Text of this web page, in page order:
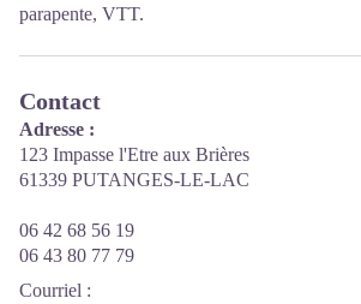
parapente, VTT.
Contact
Adresse :
123 Impasse l'Etre aux Brières
61339 PUTANGES-LE-LAC
06 42 68 56 19
06 43 80 77 79
Courriel :